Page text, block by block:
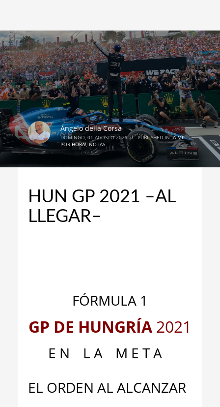
Ángelo della Corsa
DOMINGO, 01 AGOSTO 2021 / PUBLISHED IN¡A MIL
POR HORA!, NOTAS
HUN GP 2021 –AL
LLEGAR–
FÓRMULA 1
GP DE HUNGRÍA 2021
E N L A__ M E T A
EL ORDEN AL ALCANZAR